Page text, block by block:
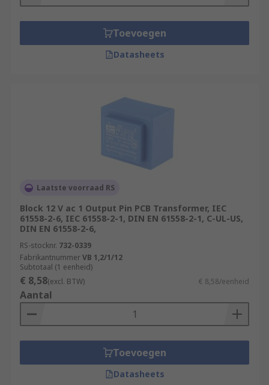
Toevoegen
Datasheets
Laatste voorraad RS
Block 12 V ac 1 Output Pin PCB Transformer, IEC
61558-2-6, IEC 61558-2-1, DIN EN 61558-2-1, C-UL-US,
DIN EN 61558-2-6,
RS-stocknr. 732-0339
FabrikantnummerVB 1,2/1/12
Subtotaal (1 eenheid)
€ 8,58(excl. BTW) € 8,58/eenheid
Aantal
Toevoegen
Datasheets